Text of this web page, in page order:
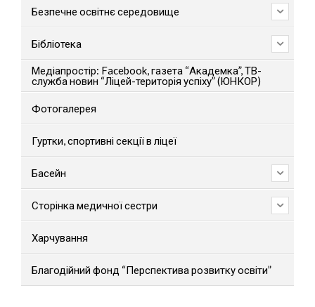
Безпечне освітнє середовище
Бібліотека
Медіапростір: Facebook, газета “Академка”, ТВ-
служба новин “Ліцей-територія успіху” (ЮНКОР)
Фотогалерея
Гуртки, спортивні секції в ліцеї
Басейн
Сторінка медичної сестри
Харчування
Благодійний фонд “Перспектива розвитку освіти”